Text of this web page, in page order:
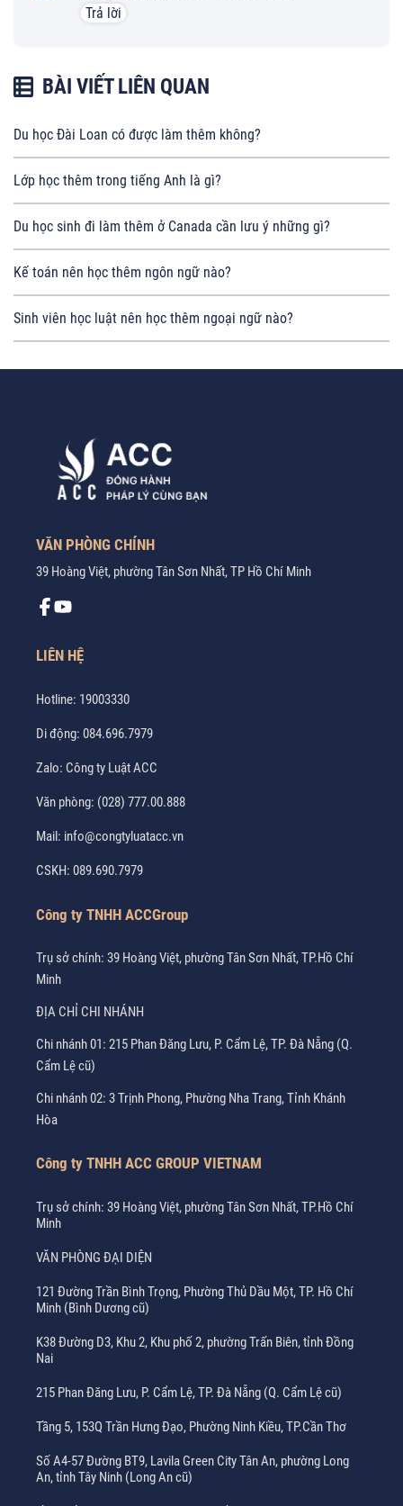
Trả lời
BÀI VIẾT LIÊN QUAN
Du học Đài Loan có được làm thêm không?
Lớp học thêm trong tiếng Anh là gì?
Du học sinh đi làm thêm ở Canada cần lưu ý những gì?
Kế toán nên học thêm ngôn ngữ nào?
Sinh viên học luật nên học thêm ngoại ngữ nào?
VĂN PHÒNG CHÍNH
39 Hoàng Việt, phường Tân Sơn Nhất, TP Hồ Chí Minh
LIÊN HỆ
Hotline: 19003330
Di động: 084.696.7979
Zalo: Công ty Luật ACC
Văn phòng: (028) 777.00.888
Mail: info@congtyluatacc.vn
CSKH: 089.690.7979
Công ty TNHH ACCGroup
Trụ sở chính: 39 Hoàng Việt, phường Tân Sơn Nhất, TP.Hồ Chí
Minh
ĐỊA CHỈ CHI NHÁNH
Chi nhánh 01: 215 Phan Đăng Lưu, P. Cẩm Lệ, TP. Đà Nẵng (Q.
Cẩm Lệ cũ)
Chi nhánh 02: 3 Trịnh Phong, Phường Nha Trang, Tỉnh Khánh
Hòa
Công ty TNHH ACC GROUP VIETNAM
Trụ sở chính: 39 Hoàng Việt, phường Tân Sơn Nhất, TP.Hồ Chí
Minh
VĂN PHÒNG ĐẠI DIỆN
121 Đường Trần Bình Trọng, Phường Thủ Dầu Một, TP. Hồ Chí
Minh (Bình Dương cũ)
K38 Đường D3, Khu 2, Khu phố 2, phường Trấn Biên, tỉnh Đồng
Nai
215 Phan Đăng Lưu, P. Cẩm Lệ, TP. Đà Nẵng (Q. Cẩm Lệ cũ)
Tầng 5, 153Q Trần Hưng Đạo, Phường Ninh Kiều, TP.Cần Thơ
Số A4-57 Đường BT9, Lavila Green City Tân An, phường Long
An, tỉnh Tây Ninh (Long An cũ)